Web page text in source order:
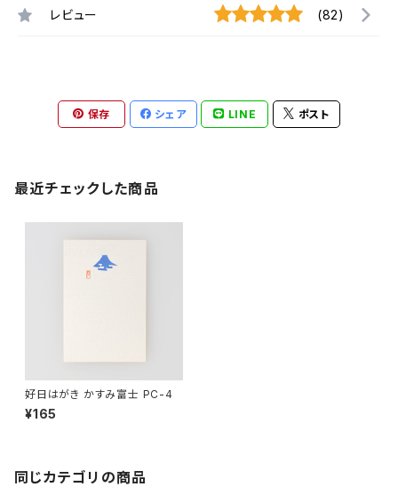
レビュー (82)
保存 シェア LINE ポスト
最近チェックした商品
好日はがき かすみ富士 PC-4
¥165
同じカテゴリの商品